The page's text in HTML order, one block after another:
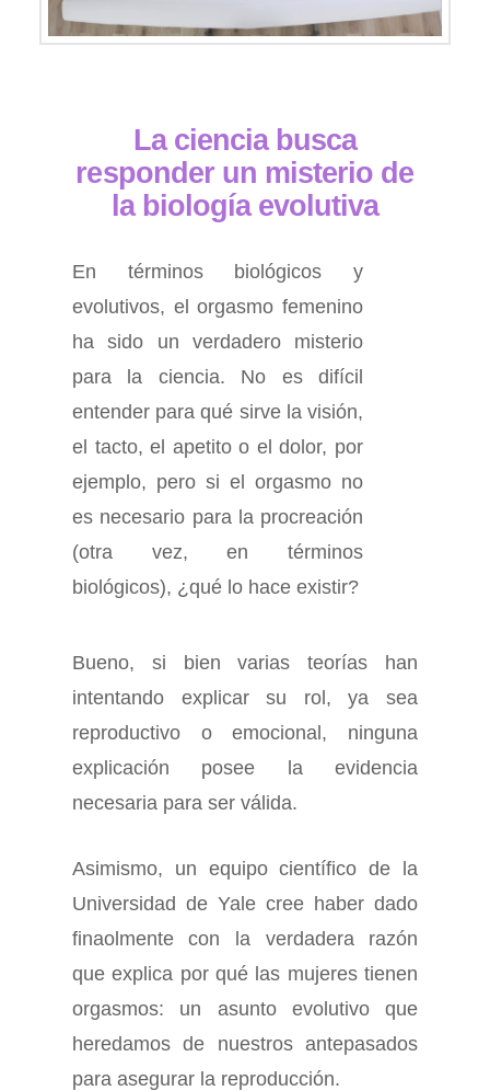
La ciencia busca
responder un misterio de
la biología evolutiva
En términos biológicos y
evolutivos, el orgasmo femenino
ha sido un verdadero misterio
para la ciencia. No es difícil
entender para qué sirve la visión,
el tacto, el apetito o el dolor, por
ejemplo, pero si el orgasmo no
es necesario para la procreación
(otra vez, en términos
biológicos), ¿qué lo hace existir?
Bueno, si bien varias teorías han
intentando explicar su rol, ya sea
reproductivo o emocional, ninguna
explicación posee la evidencia
necesaria para ser válida.
Asimismo, un equipo científico de la
Universidad de Yale cree haber dado
finaolmente con la verdadera razón
que explica por qué las mujeres tienen
orgasmos: un asunto evolutivo que
heredamos de nuestros antepasados
para asegurar la reproducción.